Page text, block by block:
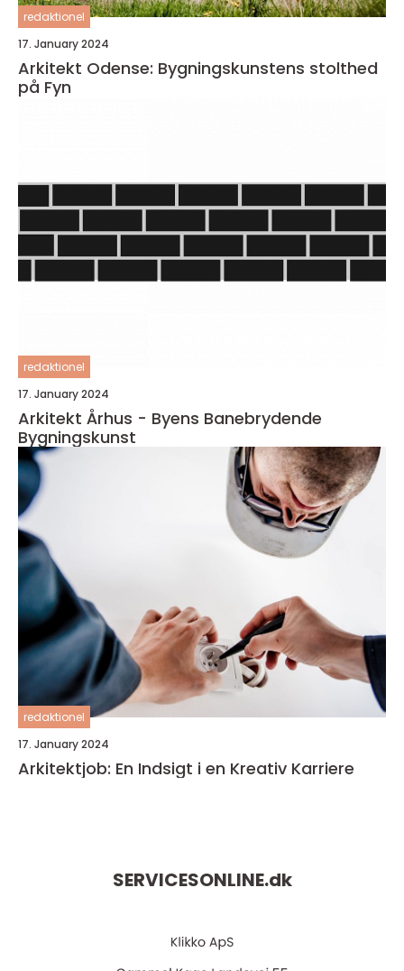
redaktionel
17. January 2024
Arkitekt Odense: Bygningskunstens stolthed
på Fyn
redaktionel
17. January 2024
Arkitekt Århus - Byens Banebrydende
Bygningskunst
redaktionel
17. January 2024
Arkitektjob: En Indsigt i en Kreativ Karriere
SERVICESONLINE.dk